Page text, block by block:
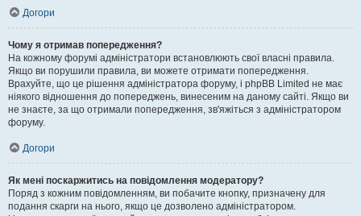
Догори
Чому я отримав попередження?
На кожному форумі адміністратори встановлюють свої власні правила.
Якщо ви порушили правила, ви можете отримати попередження.
Врахуйте, що це рішення адміністратора форуму, і phpBB Limited не має
ніякого відношення до попереджень, винесеним на даному сайті. Якщо ви
не знаєте, за що отримали попередження, зв'яжіться з адміністратором
форуму.
Догори
Як мені поскаржитись на повідомлення модератору?
Поряд з кожним повідомленням, ви побачите кнопку, призначену для
подання скарги на нього, якщо це дозволено адміністратором.